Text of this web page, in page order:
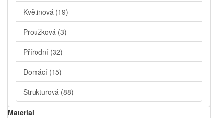
Květinová (19)
Proužková (3)
Přírodní (32)
Domácí (15)
Strukturová (88)
Material